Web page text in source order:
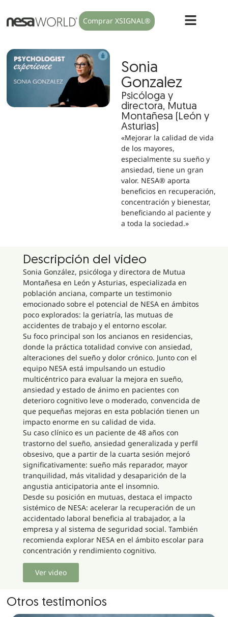
Comprar XSIGNAL®
Sonia
Gonzalez
Psicóloga y
directora, Mutua
Montañesa (León y
Asturias)
«Mejorar la calidad de vida
de los mayores,
especialmente su sueño y
ansiedad, tiene un gran
valor. NESA® aporta
beneficios en recuperación,
concentración y bienestar,
beneficiando al paciente y
a toda la sociedad.»
Descripción del video
Sonia González, psicóloga y directora de Mutua
Montañesa en León y Asturias, especializada en
población anciana, comparte un testimonio
emocionado sobre el potencial de NESA en ámbitos
poco explorados: la geriatría, las mutuas de
accidentes de trabajo y el entorno escolar.
Su foco principal son los ancianos en residencias,
donde la práctica totalidad convive con ansiedad,
alteraciones del sueño y dolor crónico. Junto con el
equipo NESA está impulsando un estudio
multicéntrico para evaluar la mejora en sueño,
ansiedad y estado de ánimo en pacientes con
deterioro cognitivo leve o moderado, convencida de
que pequeñas mejoras en esta población tienen un
impacto enorme en su calidad de vida.
Su caso clínico es un paciente de 48 años con
trastorno del sueño, ansiedad generalizada y perfil
obsesivo, que a partir de la cuarta sesión mejoró
significativamente: sueño más reparador, mayor
tranquilidad, más vitalidad y desaparición de la
angustia anticipatoria ante el insomnio.
Desde su posición en mutuas, destaca el impacto
sistémico de NESA: acelerar la recuperación de un
accidentado laboral beneficia al trabajador, a la
empresa y al sistema de seguridad social. También
recomienda explorar NESA en el ámbito escolar para
concentración y rendimiento cognitivo.
Ver video
Otros testimonios